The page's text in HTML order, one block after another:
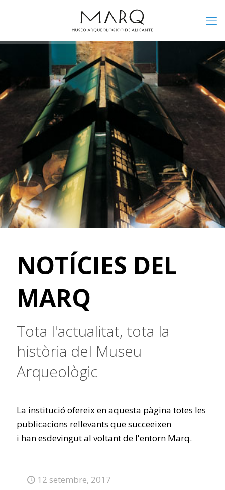
NOTÍCIES DEL
MARQ
Tota l'actualitat, tota la
història del Museu
Arqueològic
La institució ofereix en aquesta pàgina totes les
publicacions rellevants que succeeixen
i han esdevingut al voltant de l'entorn Marq.
12 setembre, 2017